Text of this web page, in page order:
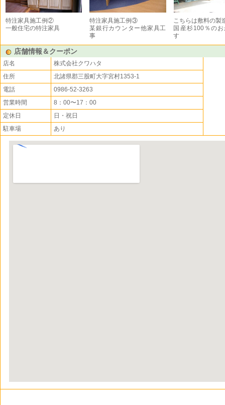
特注家具施工例②
一般住宅の特注家具
特注家具施工例③
某銀行カウンター他家具工
事
こちらは敷料の製
国産杉100％の
す
店舗情報＆クーポン
店名
株式会社クワハタ
住所
北諸県郡三股町大字宮村1353-1
電話
0986-52-3263
営業時間
8：00〜17：00
定休日
日・祝日
駐車場
あり